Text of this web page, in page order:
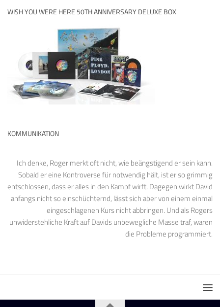
WISH YOU WERE HERE 50TH ANNIVERSARY DELUXE BOX
KOMMUNIKATION
Ich denke, Roger merkt oft nicht, wie beängstigend er sein kann.
Sobald er eine Kontroverse für notwendig hält, ist er so grimmig
entschlossen, dass er alles in den Kampf wirft. Dagegen wirkt David
anfangs nicht so einschüchternd, lässt sich aber von einem einmal
eingeschlagenen Kurs nicht abbringen. Und als Rogers
unwiderstehliche Kraft auf Davids unbewegliche Masse traf, waren
die Probleme programmiert.